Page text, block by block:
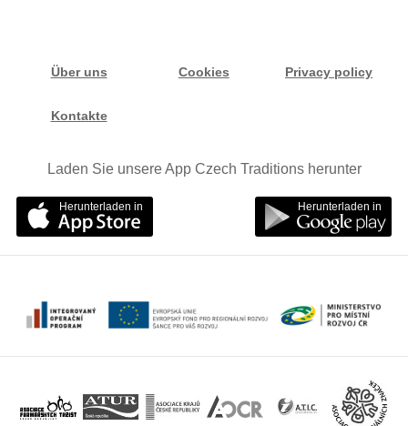
Über uns Cookies Privacy policy
Kontakte
Laden Sie unsere App Czech Traditions herunter
Herunterladen in Herunterladen in